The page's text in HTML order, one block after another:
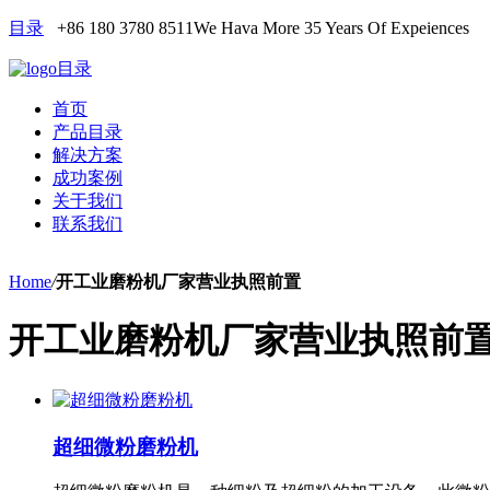
目录 +86 180 3780 8511We Hava More 35 Years Of Expeiences
目录
首页
产品目录
解决方案
成功案例
关于我们
联系我们
Home/开工业磨粉机厂家营业执照前置
开工业磨粉机厂家营业执照前
超细微粉磨粉机